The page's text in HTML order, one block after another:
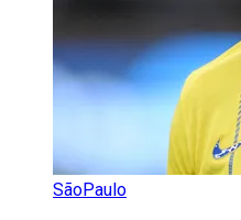
SãoPaulo